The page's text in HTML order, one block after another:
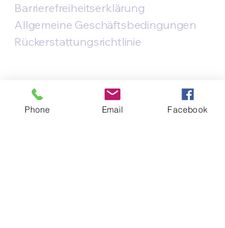
Barrierefreiheitserklärung
Allgemeine Geschäftsbedingungen
Rückerstattungsrichtlinie
Phone Email Facebook